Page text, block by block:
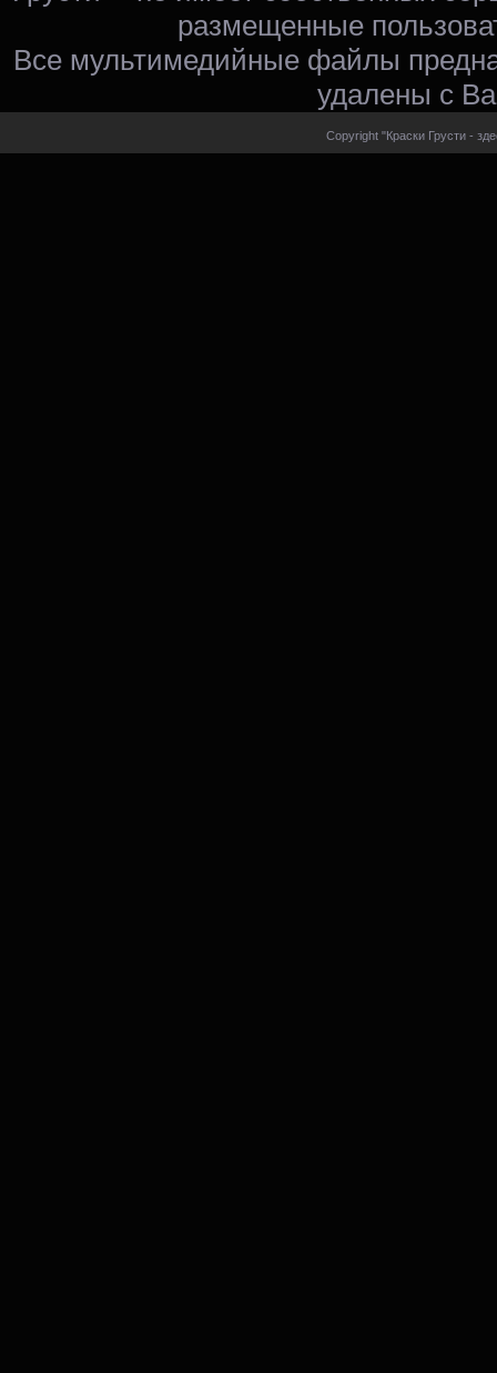
размещенные
Все мультимедийные файлы
удалены с
Copyright "Краски Грусти -